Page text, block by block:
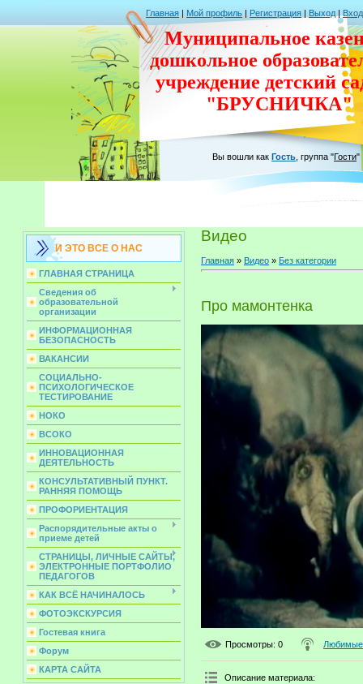
Главная | Мой профиль | Регистрация | Выход | Вход
Муниципальное
дошкольное
учреждение детский
"БРУСНИЧКА"
Вы вошли как Гость группа "Гости"
И ЭТО ВСЕ О НАС
ГЛАВНАЯ СТРАНИЦА
Сведения об
образовательной
организации
ИНФОРМАЦИОННАЯ
БЕЗОПАСНОСТЬ
ВАКАНСИИ
СОЦИАЛЬНО-
ПСИХОЛОГИЧЕСКОЕ
ТЕСТИРОВАНИЕ
НОКО
ВСОКО
ИННОВАЦИОННАЯ
ДЕЯТЕЛЬНОСТЬ
КОНСУЛЬТАТИВНЫЙ ПУНКТ.
РАННЯЯ ПОМОЩЬ
ПРОФОРИЕНТАЦИЯ
Распорядительные акты о
приеме детей
СТРАНИЦЫ, ЛИЧНЫЕ САЙТЫ,
ЭЛЕКТРОННЫЕ ПОРТФОЛИО
ПЕДАГОГОВ
КАК ВСЁ НАЧИНАЛОСЬ
ФОТОЭКСКУРСИЯ
Гостевая книга
Форум
КАРТА САЙТА
Видео
Главная » Видео » Без категории
Про мамонтенка
Просмотры: 0 Любимые
Описание материала: